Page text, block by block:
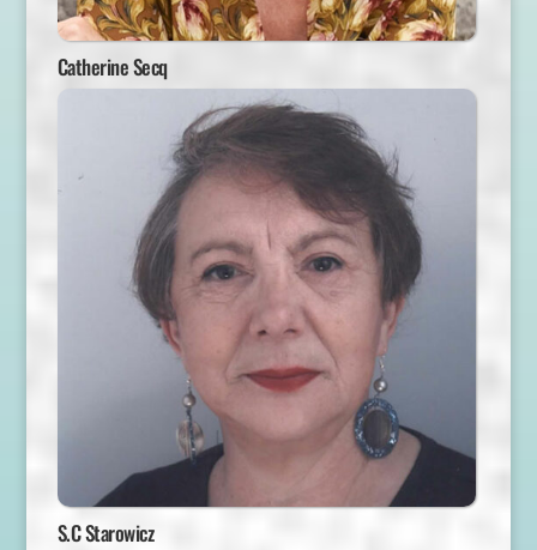
Catherine Secq
S.C Starowicz